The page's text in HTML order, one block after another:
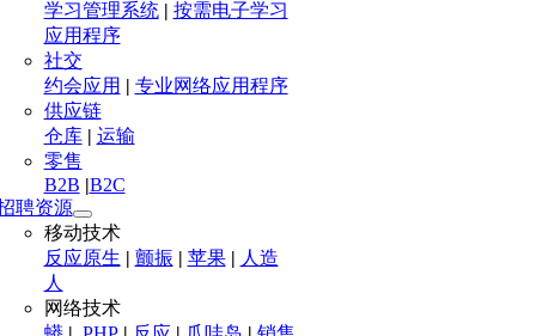
学习管理系统 | 按需电子学习
应用程序
社交
约会应用 | 专业网络应用程序
供应链
仓库| 运输
零售
B2B |B2C
聘资源
移动技术
反应原生 | 颤振 | 苹果| 人造
人
网络技术